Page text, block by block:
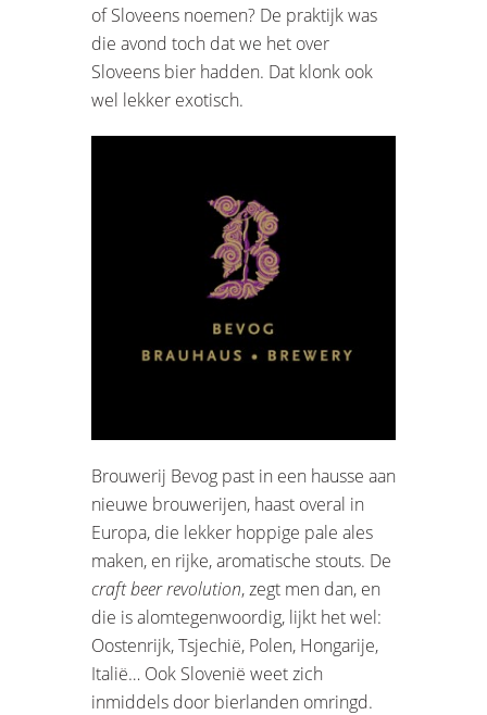
of Sloveens noemen? De praktijk was
die avond toch dat we het over
Sloveens bier hadden. Dat klonk ook
wel lekker exotisch.
Brouwerij Bevog past in een hausse aan
nieuwe brouwerijen, haast overal in
Europa, die lekker hoppige pale ales
maken, en rijke, aromatische stouts. De
craft beer revolution, zegt men dan, en
die is alomtegenwoordig, lijkt het wel:
Oostenrijk, Tsjechië, Polen, Hongarije,
Italië… Ook Slovenië weet zich
inmiddels door bierlanden omringd.